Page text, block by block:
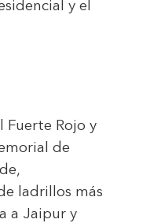
y el
Fuerte Rojo y
de
ladrillos más
a Jaipur y